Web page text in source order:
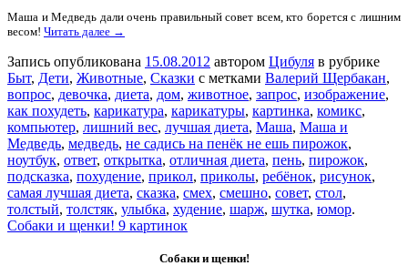
Маша и Медведь дали очень правильный совет всем, кто борется с лишним
весом! Читать далее →
Запись опубликована 15.08.2012 автором Цибуля в рубрике
Быт, Дети, Животные, Сказки с метками Валерий Щербакан,
вопрос, девочка, диета, дом, животное, запрос, изображение,
как похудеть, карикатура, карикатуры, картинка, комикс,
компьютер, лишний вес, лучшая диета, Маша, Маша и
Медведь, медведь, не садись на пенёк не ешь пирожок,
ноутбук, ответ, открытка, отличная диета, пень, пирожок,
подсказка, похудение, прикол, приколы, ребёнок, рисунок,
самая лучшая диета, сказка, смех, смешно, совет, стол,
толстый, толстяк, улыбка, худение, шарж, шутка, юмор.
Собаки и щенки! 9 картинок
Собаки и щенки!